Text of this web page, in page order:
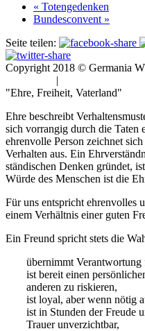
« Totengedenken
Bundesconvent »
Seite teilen:
Copyright 2018 © Germania
|
"Ehre, Freiheit, Vaterland"
Ehre beschreibt
sich vorrangig durch die Taten
ehrenvolle Person zeichnet
Verhalten aus. Ein
ständischen Denken gründet,
Würde des Menschen ist die
Für uns entspricht ehrenvolles
einem Verhältnis einer guten
Ein Freund spricht stets die
übernimmt Verantwortung
ist bereit einen
anderen zu riskieren,
ist loyal, aber wenn nötig
ist in Stunden der Freude
Trauer unverzichtbar,